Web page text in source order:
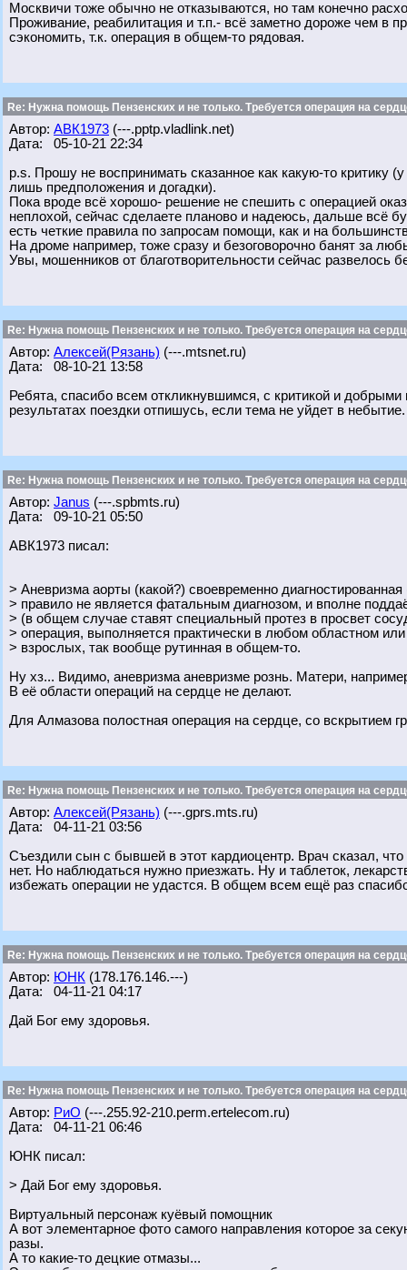
Москвичи тоже обычно не отказываются, но там конечно
Проживание, реабилитация и т.п.- всё заметно дороже чем в
сэкономить, т.к. операция в общем-то рядовая.
Re: Нужна помощь Пензенских и не только. Требуется операция на
Автор: АВК1973 (---.pptp.vladlink.net)
Дата: 05-10-21 22:34
p.s. Прошу не воспринимать сказанное как какую-то критику
лишь предположения и догадки).
Пока вроде всё хорошо- решение не спешить с операцией
неплохой, сейчас сделаете планово и надеюсь, дальше всё
есть четкие правила по запросам помощи, как и на
На дроме например, тоже сразу и безоговорочно банят за
Увы, мошенников от благотворительности сейчас развелось
Re: Нужна помощь Пензенских и не только. Требуется операция на
Автор: Алексей(Рязань) (---.mtsnet.ru)
Дата: 08-10-21 13:58
Ребята, спасибо всем откликнувшимся, с критикой и
результатах поездки отпишусь, если тема не уйдет в
Re: Нужна помощь Пензенских и не только. Требуется операция на
Автор: Janus (---.spbmts.ru)
Дата: 09-10-21 05:50
АВК1973 писал:
> Аневризма аорты (какой?) своевременно
> правило не является фатальным диагнозом, и вполне
> (в общем случае ставят специальный протез в просвет
> операция, выполняется практически в любом областном
> взрослых, так вообще рутинная в общем-то.
Ну хз... Видимо, аневризма аневризме рознь. Матери,
В её области операций на сердце не делают.
Для Алмазова полостная операция на сердце, со вскрытием
Re: Нужна помощь Пензенских и не только. Требуется операция на
Автор: Алексей(Рязань) (---.gprs.mts.ru)
Дата: 04-11-21 03:56
Съездили сын с бывшей в этот кардиоцентр. Врач сказал,
нет. Но наблюдаться нужно приезжать. Ну и таблеток,
избежать операции не удастся. В общем всем ещё раз
Re: Нужна помощь Пензенских и не только. Требуется операция на
Автор: ЮНК (178.176.146.---)
Дата: 04-11-21 04:17
Дай Бог ему здоровья.
Re: Нужна помощь Пензенских и не только. Требуется операция на
Автор: РиО (---.255.92-210.perm.ertelecom.ru)
Дата: 04-11-21 06:46
ЮНК писал:
> Дай Бог ему здоровья.
Виртуальный персонаж куёвый помощник
А вот элементарное фото самого направления которое за
разы.
А то какие-то децкие отмазы...